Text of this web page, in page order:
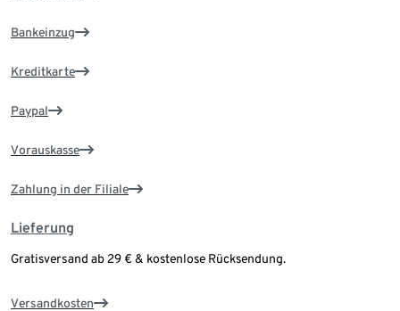
Bankeinzug
Kreditkarte
Paypal
Vorauskasse
Zahlung in der Filiale
Lieferung
Gratisversand ab 29 € & kostenlose Rücksendung.
Versandkosten